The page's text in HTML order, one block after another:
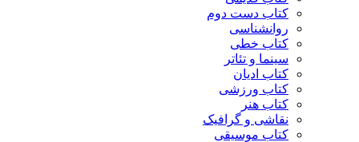
کتاب دست دوم
روانشناسی
کتاب خطی
سینما و تئاتر
کتاب ادیان
کتاب ورزشی
کتاب هنر
نقاشی و گرافیک
کتاب موسیقی